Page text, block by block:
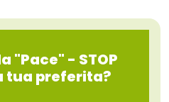
"Pace" - STOP
tua preferita?